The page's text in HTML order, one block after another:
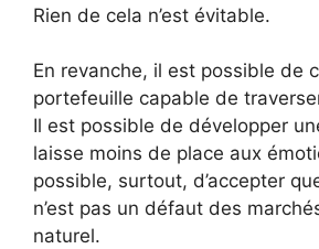
Rien de cela n’est évitable.
En revanche, il est possible de
portefeuille capable de
Il est possible de développer
laisse moins de place aux
possible, surtout, d’accepter
n’est pas un défaut des
naturel.